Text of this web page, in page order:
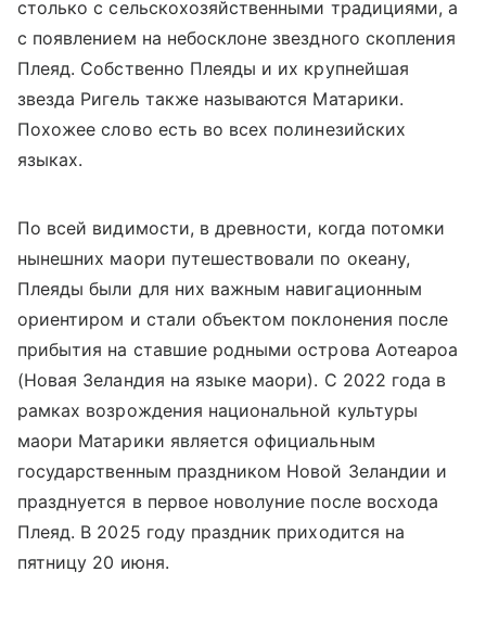
столько с сельскохозяйственными традициями, а
с появлением на небосклоне звездного скопления
Плеяд. Собственно Плеяды и их крупнейшая
звезда Ригель также называются Матарики.
Похожее слово есть во всех полинезийских
языках.
По всей видимости, в древности, когда потомки
нынешних маори путешествовали по океану,
Плеяды были для них важным навигационным
ориентиром и стали объектом поклонения после
прибытия на ставшие родными острова Аотеароа
(Новая Зеландия на языке маори). С 2022 года в
рамках возрождения национальной культуры
маори Матарики является официальным
государственным праздником Новой Зеландии и
празднуется в первое новолуние после восхода
Плеяд. В 2025 году праздник приходится на
пятницу 20 июня.